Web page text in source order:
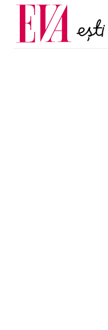
Carieră
Actualitate